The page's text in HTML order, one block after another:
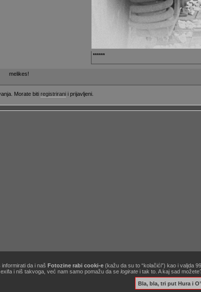
******
melikes!
Morate biti registrirani i prijavljeni.
/ Fotozine "Žičani okidač" [site powered byZine V3 alpha 9.1 ] .:korisnički ugovor / terms
da i naš Fotozine rabi cooki-e(kažu da su to “kolačići”) kao i valjda
i niš takvoga, već nam samo pomažu da se logiratei tak to. A kaj sad
Bla, bla, tri put Hura i